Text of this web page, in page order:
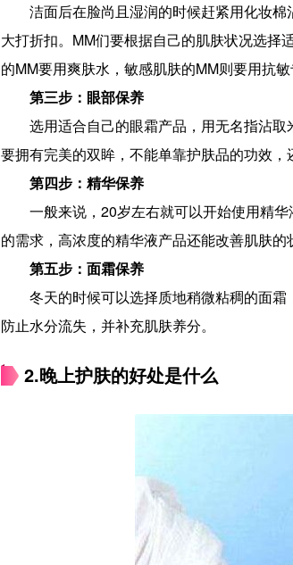
洁面后在脸尚且湿润的时候赶紧用化妆
大打折扣。MM们要根据自己的肌肤状况选择
的MM要用爽肤水，敏感肌肤的MM则要用抗敏
第三步：眼部保养
选用适合自己的眼霜产品，用无名指沾
要拥有完美的双眸，不能单靠护肤品的功效，
第四步：精华保养
一般来说，20岁左右就可以开始使用精
的需求，高浓度的精华液产品还能改善肌肤的
第五步：面霜保养
冬天的时候可以选择质地稍微粘稠的面
防止水分流失，并补充肌肤养分。
2.晚上护肤的好处是什么